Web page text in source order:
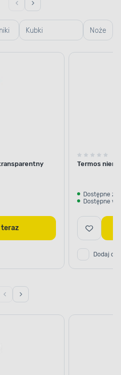
Kubki
termiczne i
Noże
Kup teraz
Termos
Dostępne z
Dostępne w
Dodaj do